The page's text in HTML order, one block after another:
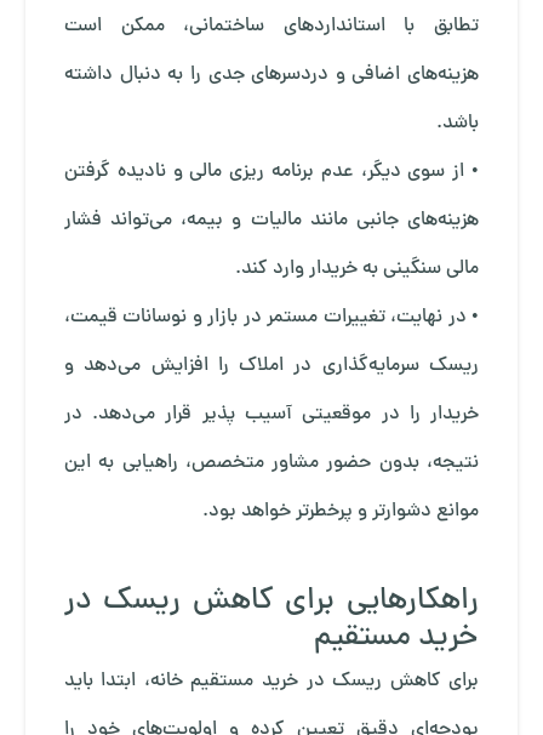
تطابق با استانداردهای ساختمانی، ممکن است
هزینه‌های اضافی و دردسرهای جدی را به دنبال داشته
باشد.
• از سوی دیگر، عدم برنامه ریزی مالی و نادیده گرفتن
هزینه‌های جانبی مانند مالیات و بیمه، می‌تواند فشار
مالی سنگینی به خریدار وارد کند.
• در نهایت، تغییرات مستمر در بازار و نوسانات قیمت،
ریسک سرمایه‌گذاری در املاک را افزایش می‌دهد و
خریدار را در موقعیتی آسیب پذیر قرار می‌دهد. در
نتیجه، بدون حضور مشاور متخصص، راهیابی به این
موانع دشوارتر و پرخطرتر خواهد بود.
راهکارهایی برای کاهش ریسک در
خرید مستقیم
برای کاهش ریسک در خرید مستقیم خانه، ابتدا باید